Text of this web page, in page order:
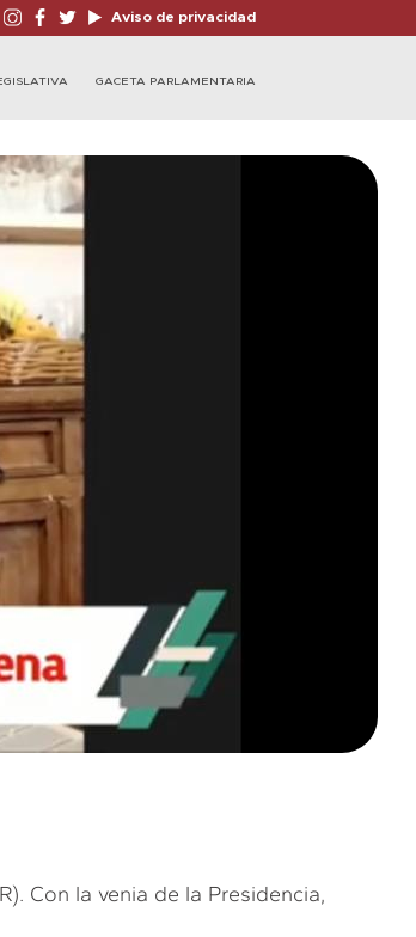
Aviso de privacidad
GACETA PARLAMENTARIA
Con la venia de la Presidencia,